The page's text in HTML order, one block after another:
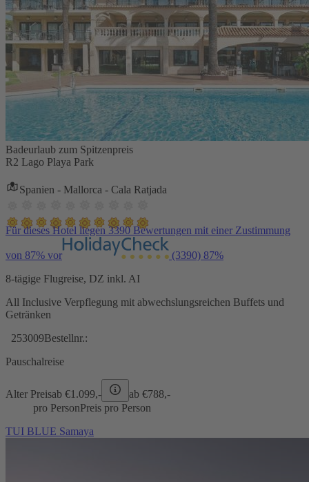
Badeurlaub zum Spitzenpreis
R2 Lago Playa Park
Spanien - Mallorca - Cala Ratjada
Für dieses Hotel liegen 3390 Bewertungen mit einer Zustimmung
von 87% vor (3390) 87%
8-tägige Flugreise, DZ inkl. AI
All Inclusive Verpflegung mit abwechslungsreichen Buffets und
Getränken
253009Bestellnr.:
Pauschalreise
Alter Preisab €1.099,- ab €788,-
pro PersonPreis pro Person
TUI BLUE Samaya